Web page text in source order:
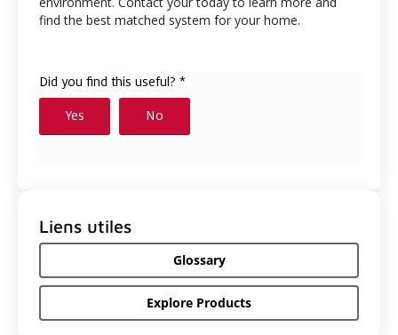
find the best matched system for your home.
Liens utiles
Glossary
Explore Products